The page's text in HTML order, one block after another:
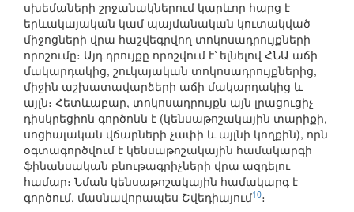
սխեմաների շրջանակներում կարևոր հարց է
երևակայական կամ պայմանական կուտակված
միջոցների վրա հաշվեգրվող տոկոսադրույքների
որոշումը։ Այդ դրույքը որոշվում է՝ ելնելով ՀՆԱ աճի
մակարդակից, շուկայական տոկոսադրույքներից,
միջին աշխատավարձերի աճի մակարդակից և
այլն։ Հետևաբար, տոկոսադրույքն այն լրացուցիչ
դիսկրեցիոն գործոնն է (կենսաթոշակային տարիքի,
սոցիալական վճարների չափի և այլնի կողքին), որն
օգտագործվում է կենսաթոշակային համակարգի
ֆինանսական բնութագրիչների վրա ազդելու
համար։ Նման կենսաթոշակային համակարգ է
գործում, մասնավորապես Շվեդիայում10։